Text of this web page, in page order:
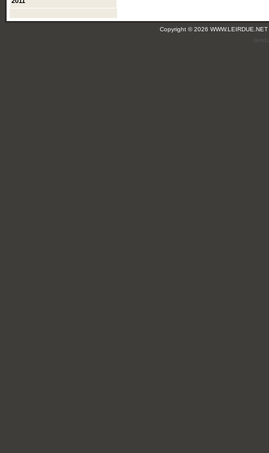
Copyright © 2026